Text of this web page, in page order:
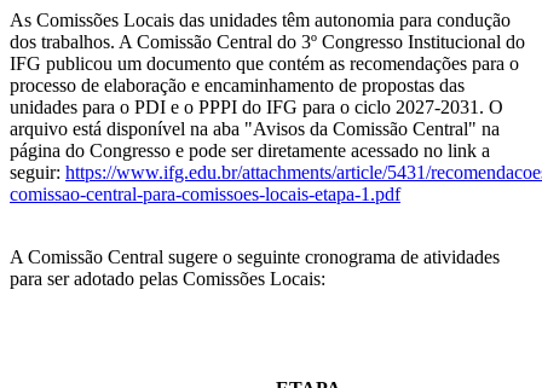
As Comissões Locais das unidades têm autonomia para condução
dos trabalhos. A Comissão Central do 3º Congresso Institucional do
IFG publicou um documento que contém as recomendações para o
processo de elaboração e encaminhamento de propostas das
unidades para o PDI e o PPPI do IFG para o ciclo 2027-2031. O
arquivo está disponível na aba "Avisos da Comissão Central" na
página do Congresso e pode ser diretamente acessado no link a
seguir: https://www.ifg.edu.br/attachments/article/5431/
comissao-central-para-comissoes-locais-etapa-1.pdf
A Comissão Central sugere o seguinte cronograma de atividades
para ser adotado pelas Comissões Locais: